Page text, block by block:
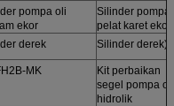
pompa oli
ekor
Silinder pompa
pelat karet ekor)
derek Silinder derek)
MK
Kit perbaikan
segel pompa oli
hidrolik